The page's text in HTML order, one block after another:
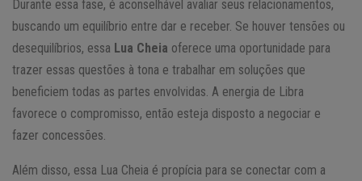
Durante essa fase, é aconselhável avaliar seus relacionamentos,
buscando um equilíbrio entre dar e receber. Se houver tensões ou
desequilíbrios, essa Lua Cheia oferece uma oportunidade para
trazer essas questões à tona e trabalhar em soluções que
beneficiem todas as partes envolvidas. A energia de Libra
favorece o compromisso, então esteja disposto a negociar e
fazer concessões.
Além disso, essa Lua Cheia é propícia para se conectar com a